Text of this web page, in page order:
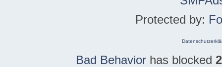
Protected by:
Bad Behavior has blocked